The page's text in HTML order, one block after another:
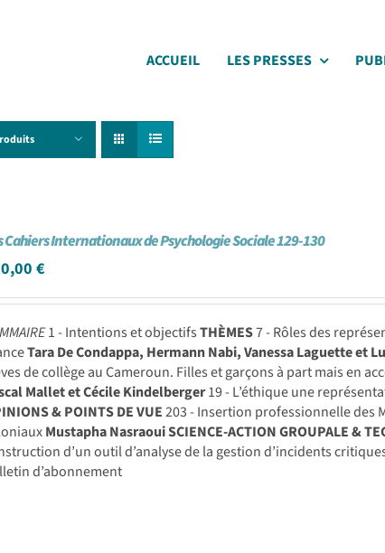
ACCUEIL LES PRESSES
Cahiers Internationaux de Psychologie Sociale 129-130
€
1 - Intentions et objectifsTHÈMES7 - Rôles des
Tara De Condappa, Hermann Nabi, Vanessa Laguette et
de collège au Cameroun. Filles et garçons à part mais en
Mallet et Cécile Kindelberger19 - L’éthique une
& POINTS DE VUE203 - Insertion professionnelle des
Mustapha NasraouiSCIENCE-ACTION GROUPALE &
d’un outil d’analyse de la gestion d’incidents
d’abonnement